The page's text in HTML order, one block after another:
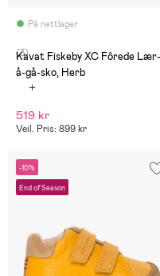
På nettlager
(3)
Kavat Fiskeby XC Fôrede Lær-
å-gå-sko, Herb
519 kr
Veil. Pris: 899 kr
-10%
End of Season